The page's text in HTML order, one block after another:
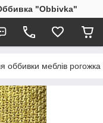
"Obbivka"
оббивки меблів рогожка